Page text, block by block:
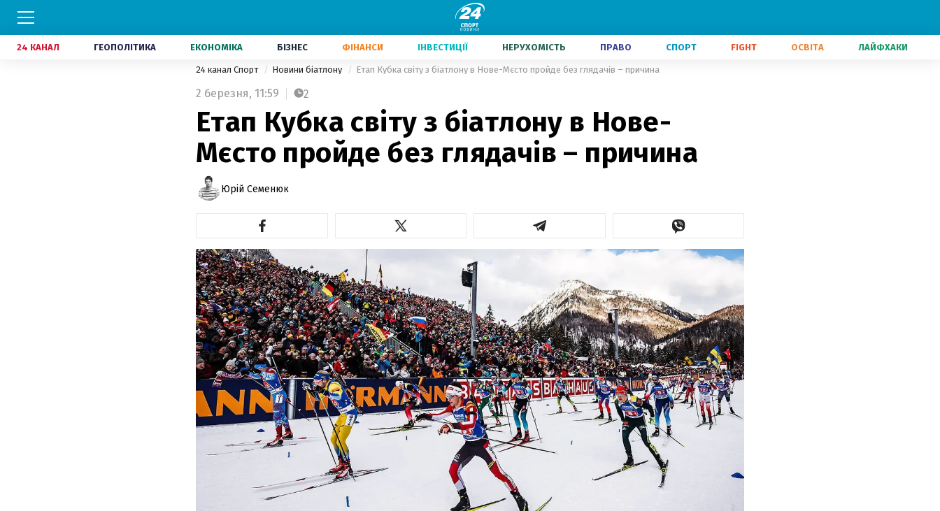
24 КАНАЛ ГЕОПОЛІТИКА ЕКОНОМІКА БІЗНЕС ФІНАНСИ ІНВЕСТИЦІЇ НЕРУХОМІСТЬ ПРАВО СПОРТ FIGHT ОСВІТА ЛАЙФХАКИ
24 канал Спорт Новини біатлону Етап Кубка світу з біатлону в Нове-Мєсто пройде без глядачів – причина
2 березня, 11:59 2
Етап Кубка світу з біатлону в Нове-
Мєсто пройде без глядачів – причина
Юрій Семенюк